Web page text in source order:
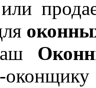
оконщику